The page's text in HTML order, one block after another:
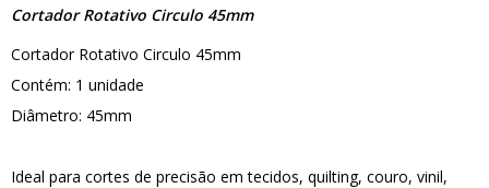
Cortador Rotativo Circulo 45mm
Cortador Rotativo Circulo 45mm
Contém: 1 unidade
Diâmetro: 45mm
Ideal para cortes de precisão em tecidos, quilting, couro, vinil,